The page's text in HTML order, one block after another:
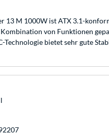
13 M 1000W ist ATX 3.1-
von Funktionen
bietet sehr gute